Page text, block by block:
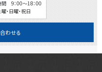
間 9：00～18：00
・日曜・祝日
わせる